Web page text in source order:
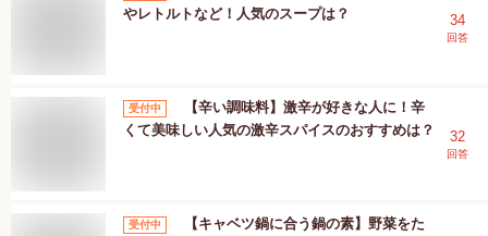
やレトルトなど！人気のスープは？
34
回答
受付中
【辛い調味料】激辛が好きな人に！辛
くて美味しい人気の激辛スパイスのおすすめは？
32
回答
受付中
【キャベツ鍋に合う鍋の素】野菜をた